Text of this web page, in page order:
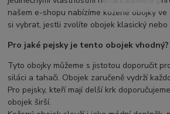
našem e-shopu nabízíme kožené obojky
si vybrat, jestli zvolíte obojek klasický nebo
Pro jaké pejsky je tento obojek vhodný?
Tyto obojky můžeme s jistotou doporučit
siláci a tahači. Obojek zaručeně vydrží
Pro pejsky, kteří mají delší krk
obojek širší.